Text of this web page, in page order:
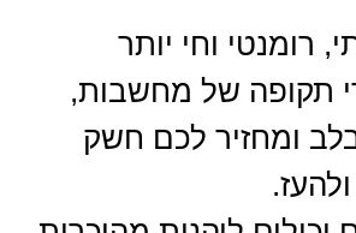
רומנטי וחי יותר
תקופה של מחשבות,
ומחזיר לכם חשק